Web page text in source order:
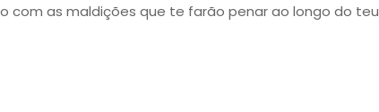
com as maldições que te farão penar ao longo do teu